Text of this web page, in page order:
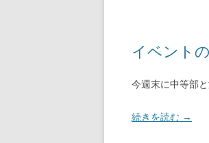
イベント
今週末に中等部
続きを読む →